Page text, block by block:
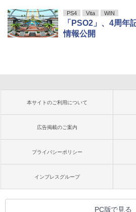
PS4 Vita WIN
「PSO2」、4周年
情報公開
本サイトのご利用について
広告掲載のご案内
プライバシーポリシー
インプレスグループ
PC版で見る